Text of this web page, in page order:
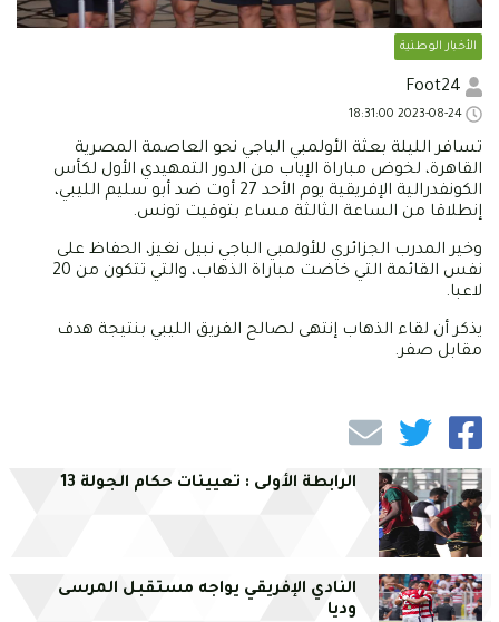
الأخبار الوطنية
تسافر الليلة بعثة الأولمبي الباجي نحو العاصمة المصرية
القاهرة، لخوض مباراة الإياب من الدور التمهيدي الأول لكأس
الكونفدرالية الإفريقية يوم الأحد 27 أوت ضد أبو سليم الليبي،
إنطلاقا من الساعة الثالثة مساء بتوقيت تونس.
وخير المدرب الجزائري للأولمبي الباجي نبيل نغيز، الحفاظ على
نفس القائمة التي خاضت مباراة الذهاب، والتي تتكون من 20
لاعبا.
يذكر أن لقاء الذهاب إنتهى لصالح الفريق الليبي بنتيجة هدف
مقابل صفر.
الرابطة الأولى : تعيينات حكام الجولة 13
النادي الإفريقي يواجه مستقبل المرسى
وديا